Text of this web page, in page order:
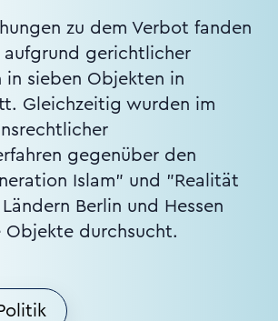
zu dem Verbot fanden
gerichtlicher
in sieben Objekten in
Gleichzeitig wurden im
gegenüber den
Islam" und "Realität
Berlin und Hessen
Objekte durchsucht.